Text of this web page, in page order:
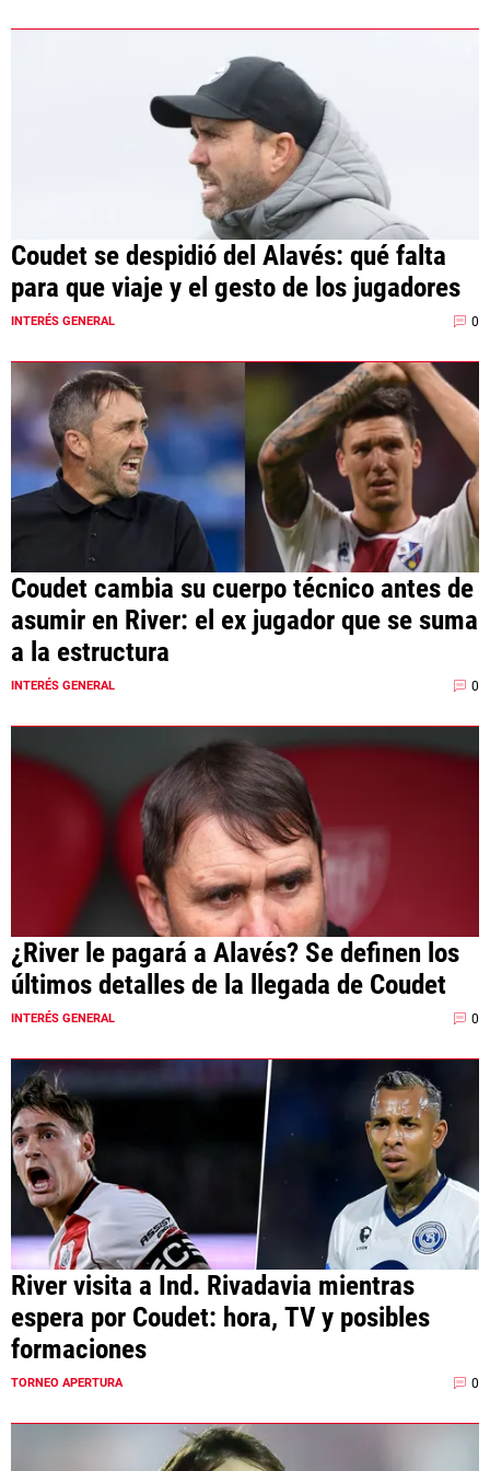
Coudet se despidió del Alavés: qué falta
para que viaje y el gesto de los jugadores
INTERÉS GENERAL 0
Coudet cambia su cuerpo técnico antes de
asumir en River: el ex jugador que se suma
a la estructura
INTERÉS GENERAL 0
¿River le pagará a Alavés? Se definen los
últimos detalles de la llegada de Coudet
INTERÉS GENERAL 0
River visita a Ind. Rivadavia mientras
espera por Coudet: hora, TV y posibles
formaciones
TORNEO APERTURA 0